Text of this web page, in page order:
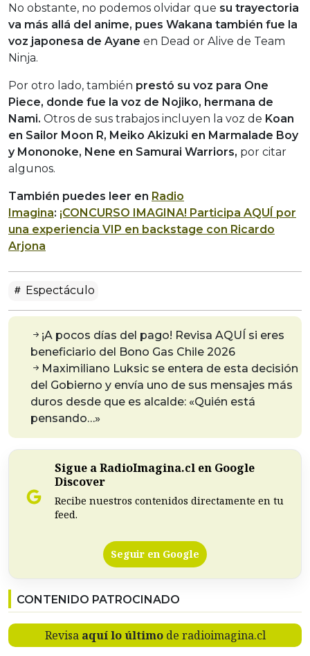
No obstante, no podemos olvidar que su trayectoria
va más allá del anime, pues Wakana también fue la
voz japonesa de Ayane en Dead or Alive de Team
Ninja.
Por otro lado, también prestó su voz para One
Piece, donde fue la voz de Nojiko, hermana de
Nami. Otros de sus trabajos incluyen la voz de Koan
en Sailor Moon R, Meiko Akizuki en Marmalade Boy
y Mononoke, Nene en Samurai Warriors, por citar
algunos.
También puedes leer en Radio
Imagina: ¡CONCURSO IMAGINA! Participa AQUÍ por
una experiencia VIP en backstage con Ricardo
Arjona
Espectáculo
¡A pocos días del pago! Revisa AQUÍ si eres
beneficiario del Bono Gas Chile 2026
Maximiliano Luksic se entera de esta decisión
del Gobierno y envía uno de sus mensajes más
duros desde que es alcalde: «Quién está
pensando…»
Sigue a RadioImagina.cl en Google
Discover
Recibe nuestros contenidos directamente en tu
feed.
Seguir en Google
CONTENIDO PATROCINADO
Revisa aquí lo últimode radioimagina.cl